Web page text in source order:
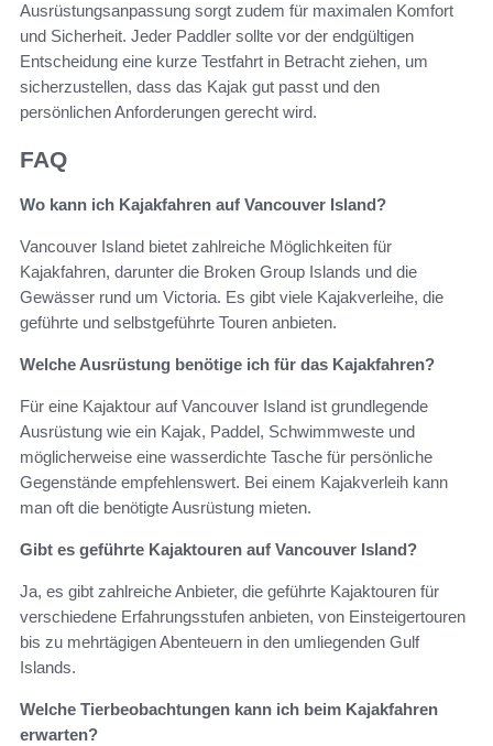
Ausrüstungsanpassung sorgt zudem für maximalen Komfort
und Sicherheit. Jeder Paddler sollte vor der endgültigen
Entscheidung eine kurze Testfahrt in Betracht ziehen, um
sicherzustellen, dass das Kajak gut passt und den
persönlichen Anforderungen gerecht wird.
FAQ
Wo kann ich Kajakfahren auf Vancouver Island?
Vancouver Island bietet zahlreiche Möglichkeiten für
Kajakfahren, darunter die Broken Group Islands und die
Gewässer rund um Victoria. Es gibt viele Kajakverleihe, die
geführte und selbstgeführte Touren anbieten.
Welche Ausrüstung benötige ich für das Kajakfahren?
Für eine Kajaktour auf Vancouver Island ist grundlegende
Ausrüstung wie ein Kajak, Paddel, Schwimmweste und
möglicherweise eine wasserdichte Tasche für persönliche
Gegenstände empfehlenswert. Bei einem Kajakverleih kann
man oft die benötigte Ausrüstung mieten.
Gibt es geführte Kajaktouren auf Vancouver Island?
Ja, es gibt zahlreiche Anbieter, die geführte Kajaktouren für
verschiedene Erfahrungsstufen anbieten, von Einsteigertouren
bis zu mehrtägigen Abenteuern in den umliegenden Gulf
Islands.
Welche Tierbeobachtungen kann ich beim Kajakfahren
erwarten?